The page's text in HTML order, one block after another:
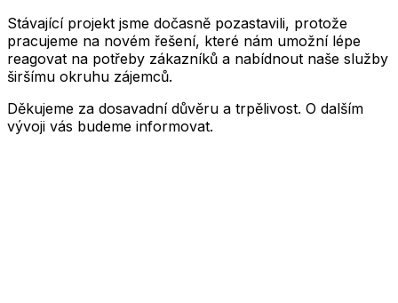
Stávající projekt jsme dočasně pozastavili, protože
pracujeme na novém řešení, které nám umožní lépe
reagovat na potřeby zákazníků a nabídnout naše služby
širšímu okruhu zájemců.
Děkujeme za dosavadní důvěru a trpělivost. O dalším
vývoji vás budeme informovat.